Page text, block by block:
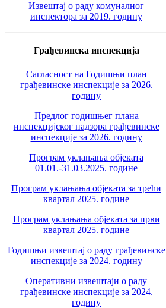
Извештај о раду комуналног
инспектора за 2019. годину
Грађевинска инспекција
Сагласност на Годишњи план
грађевинске инспекције за 2026.
годину
Предлог годишњег плана
инспекцијског надзора грађевинске
инспекције за 2026. годину
Програм уклањања објеката
01.01.-31.03.2025. године
Програм уклањања објеката за трећи
квартал 2025. године
Програм уклањања објеката за први
квартал 2025. године
Годишњи извештај о раду грађевинске
инспекције за 2024. годину
Оперативни извештаји о раду
грађевинске инспекције за 2024.
годину